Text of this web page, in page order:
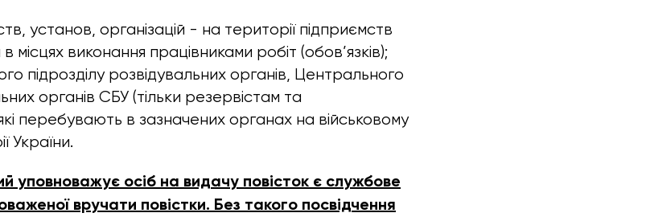
установ, організацій - на території підприємств
місцях виконання працівниками робіт (обов’язків);
підрозділу розвідувальних органів, Центрального
органів СБУ (тільки резервістам та
перебувають в зазначених органах на військовому
України.
уповноважує осіб на видачу повісток є службове
вручати повістки. Без такого посвідчення